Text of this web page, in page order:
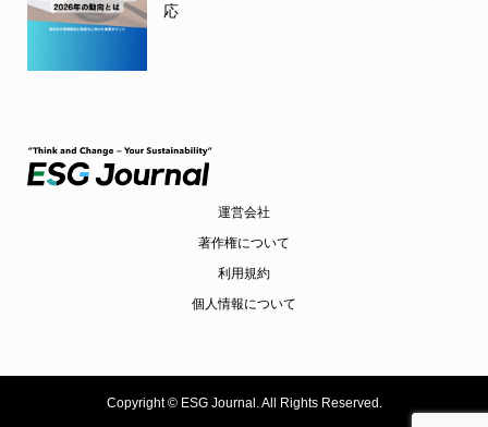
応
運営会社
著作権について
利用規約
個人情報について
Copyright ©ESG Journal. All Rights Reserved.